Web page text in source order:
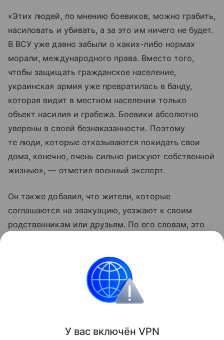
«Этих людей, по мнению боевиков, можно грабить,
насиловать и убивать, а за это им ничего не будет.
В ВСУ уже давно забыли о каких-либо нормах
морали, международного права. Вместо того,
чтобы защищать гражданское население,
украинская армия уже превратилась в банду,
которая видит в местном населении только
объект насилия и грабежа. Боевики абсолютно
уверены в своей безнаказанности. Поэтому
те люди, которые отказываются покидать свои
дома, конечно, очень сильно рискуют собственной
жизнью», — отметил военный эксперт.
Он также добавил, что жители, которые
соглашаются на эвакуацию, уезжают к своим
родственникам или друзьям. По его словам, это
и якобы победит Москву».
Россия Эксклюзив
Поделиться
У вас включён VPN